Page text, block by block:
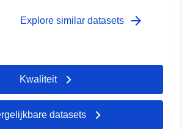
2009 Meer informatie, data
Explore similar datasets arrow_forward
Kwaliteit
datasets